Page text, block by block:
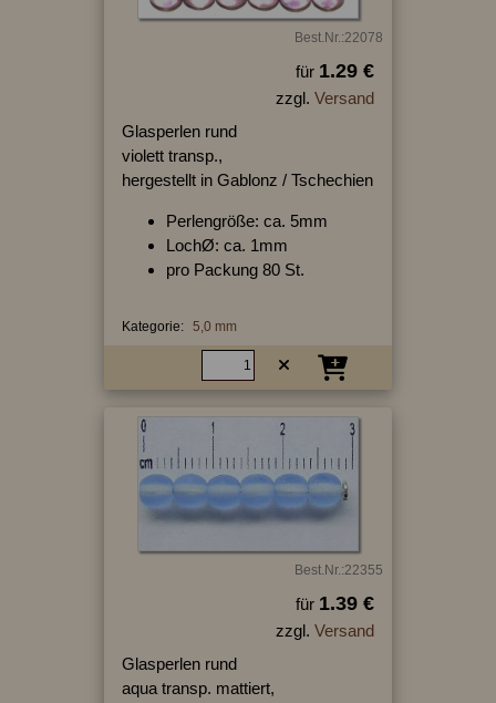
Best.Nr.:22078
für 1.29 €
zzgl. Versand
Glasperlen rund
violett transp.,
hergestellt in Gablonz / Tschechien
Perlengröße: ca. 5mm
LochØ: ca. 1mm
pro Packung 80 St.
Kategorie: 5,0 mm
Best.Nr.:22355
für 1.39 €
zzgl. Versand
Glasperlen rund
aqua transp. mattiert,